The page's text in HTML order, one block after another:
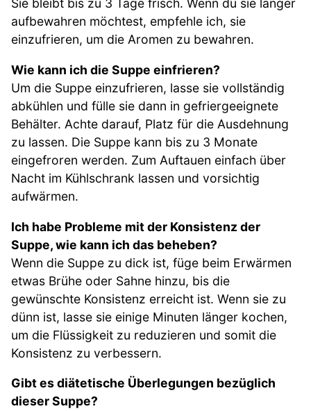
Sie bleibt bis zu 3 Tage frisch. Wenn du sie länger
aufbewahren möchtest, empfehle ich, sie
einzufrieren, um die Aromen zu bewahren.
Wie kann ich die Suppe einfrieren?
Um die Suppe einzufrieren, lasse sie vollständig
abkühlen und fülle sie dann in gefriergeeignete
Behälter. Achte darauf, Platz für die Ausdehnung
zu lassen. Die Suppe kann bis zu 3 Monate
eingefroren werden. Zum Auftauen einfach über
Nacht im Kühlschrank lassen und vorsichtig
aufwärmen.
Ich habe Probleme mit der Konsistenz der
Suppe, wie kann ich das beheben?
Wenn die Suppe zu dick ist, füge beim Erwärmen
etwas Brühe oder Sahne hinzu, bis die
gewünschte Konsistenz erreicht ist. Wenn sie zu
dünn ist, lasse sie einige Minuten länger kochen,
um die Flüssigkeit zu reduzieren und somit die
Konsistenz zu verbessern.
Gibt es diätetische Überlegungen bezüglich
dieser Suppe?